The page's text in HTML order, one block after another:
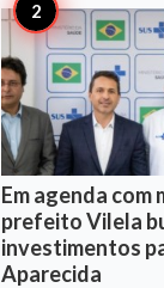
Em agenda com
prefeito Vilela
investimentos
Aparecida